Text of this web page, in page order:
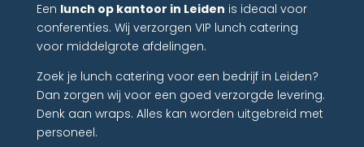
Een lunch op kantoor in Leiden is ideaal voor
conferenties. Wij verzorgen VIP lunch catering
voor middelgrote afdelingen.
Zoek je lunch catering voor een bedrijf in Leiden?
Dan zorgen wij voor een goed verzorgde levering.
Denk aan wraps. Alles kan worden uitgebreid met
personeel.